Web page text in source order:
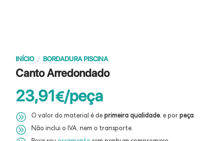
INÍCIO / BORDADURA PISCINA
Canto Arredondado
23,91€
O valor do material é de primeira qualidade, e por peça.
Não inclui o IVA, nem o transporte.